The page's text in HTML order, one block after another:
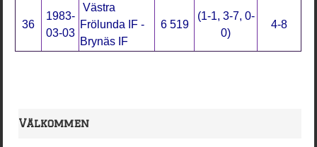
36
1983-
03-03
Västra
Frölunda IF -
Brynäs IF
6 519
(1-1, 3-7, 0-
0)
4-8
Välkommen